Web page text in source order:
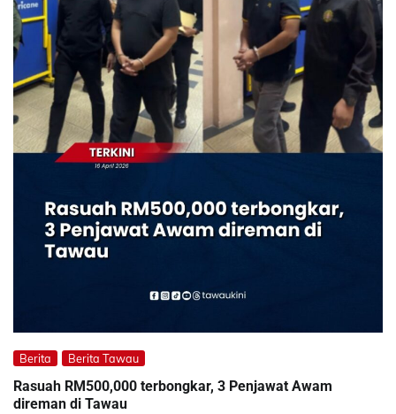
Berita Berita Tawau
Rasuah RM500,000 terbongkar, 3 Penjawat Awam
direman di Tawau